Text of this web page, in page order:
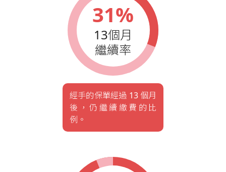
31%
13個月
繼續率
經手的保單經過 13 個月
後，仍繼續繳費的比
例。